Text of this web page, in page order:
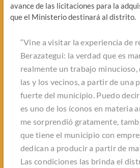
avance de las licitaciones para la
que el Ministerio destinará al distrito.
“Vine a visitar la experiencia de
Berazategui: la verdad que es
realmente un trabajo minucioso,
las y los vecinos, a partir de una
fuerte del municipio. Puedo
es uno de los íconos en materia
me sorprendió gratamente,
que tiene el municipio con
dedican a producir a partir de
Las condiciones las brinda el